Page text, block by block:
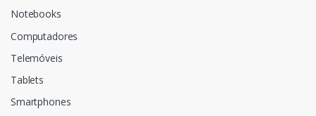
Notebooks
Computadores
Telemóveis
Tablets
Smartphones